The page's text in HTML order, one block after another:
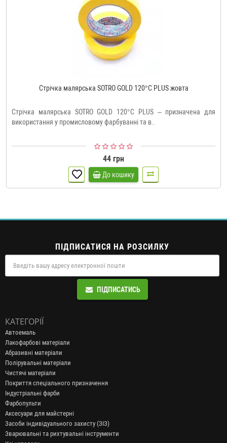
Стрічка малярська SOTRO GOLD 120°C PLUS жовта
Стрічка малярська SOTRO GOLD 120°С PLUS – призначена для
використання у промисловому фарбуванні та в..
44 грн
До кошику
ПІДПИСАТИСЯ НА РОЗСИЛКУ
ПІДПИСАТИСЬ
КАТЕГОРІЇ
Автоемаль
Лакофарбові матеріали
Абразивні матеріали
Полірувальні матеріали
Чистячі матеріали
Покриття спеціального призначення
Індустріальні фарби
Фарбопульти
Аксесуари для майстерні
Засоби індивідуального захисту (ЗІЗ)
Зварювальні та рихтувальні інструменти